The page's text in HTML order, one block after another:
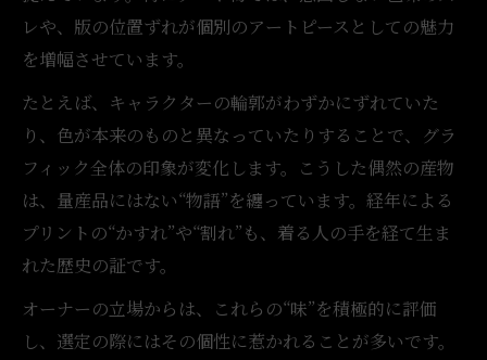
レや、版の位置ずれが個別のアートピースとしての魅力
を増幅させています。
たとえば、キャラクターの輪郭がわずかにずれていた
り、色が本来のものと異なっていたりすることで、グラ
フィック全体の印象が変化します。こうした偶然の産物
は、量産品にはない“物語”を纏っています。経年による
プリントの“かすれ”や“割れ”も、着る人の手を経て生ま
れた歴史の証です。
オーナーの立場からは、これらの“味”を積極的に評価
し、選定の際にはその個性に惹かれることが多いです。